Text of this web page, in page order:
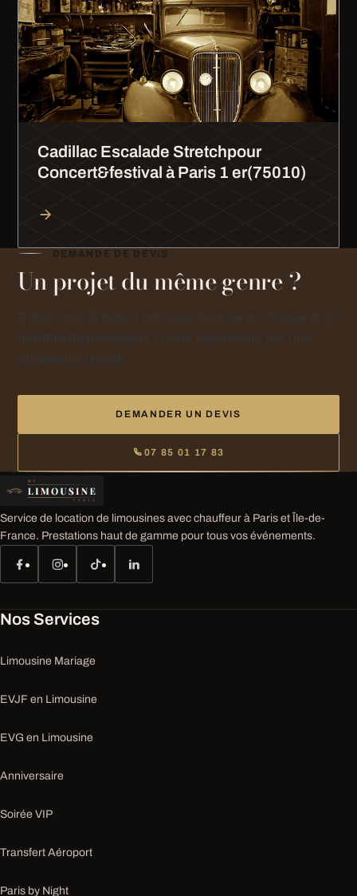
Cadillac Escalade Stretchpour
Concert&festival à Paris 1 er(75010)
DEMANDE DE DEVIS
Un projet du même genre ?
DEMANDER UN DEVIS
07 85 01 17 83
Service de location de limousines avec chauffeur à Paris et Île-de-
France. Prestations haut de gamme pour tous vos événements.
Nos Services
Limousine Mariage
EVJF en Limousine
EVG en Limousine
Anniversaire
Soirée VIP
Transfert Aéroport
Paris by Night